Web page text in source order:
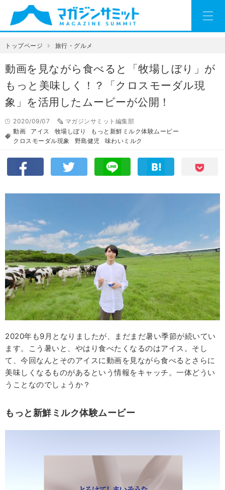
トップページ 旅行・グルメ
動画を見ながら食べると「牧場しぼり」が
もっと美味しく！？「クロスモーダル現
象」を活用したムービーが公開！
2020/09/07
マガジンサミット編集部
動画
アイス 牧場しぼり
もっと新鮮ミルク体験ムービー
クロスモーダル現象
野島健児 味わいミルク
2020年も9月となりましたが、まだまだ暑い季節が続いてい
ます。こう暑いと、やはり食べたくなるのはアイス。そし
て、今回なんとそのアイスに動画を見ながら食べるとさらに
美味しくなるものがあるという情報をキャッチ。一体どうい
うことなのでしょうか？
もっと新鮮ミルク体験ムービー